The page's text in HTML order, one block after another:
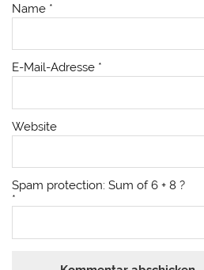
Name *
E-Mail-Adresse *
Website
Spam protection: Sum of 6 + 8 ?
*